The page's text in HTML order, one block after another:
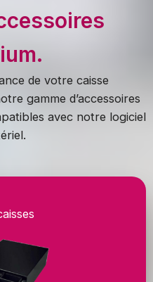
de votre caisse
gamme d’accessoires
avec notre logiciel